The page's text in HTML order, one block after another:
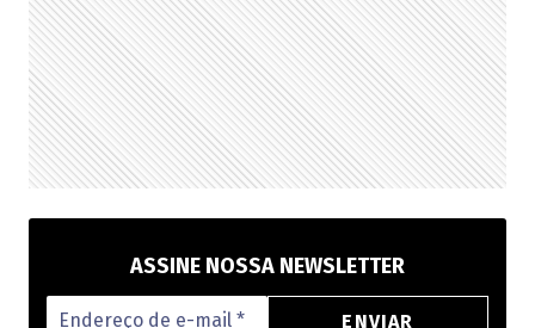
PRESENTEAR
OU
VENDER!
ASSINE NOSSA NEWSLETTER